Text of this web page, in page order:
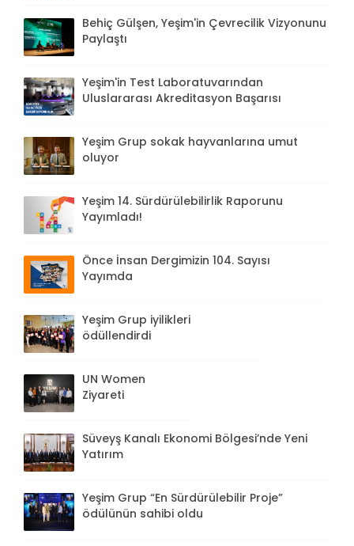
Behiç Gülşen, Yeşim'in Çevrecilik Vizyonunu
Paylaştı
Yeşim'in Test Laboratuvarından
Uluslararası Akreditasyon Başarısı
Yeşim Grup sokak hayvanlarına umut
oluyor
Yeşim 14. Sürdürülebilirlik Raporunu
Yayımladı!
Önce İnsan Dergimizin 104. Sayısı
Yayımda
Yeşim Grup iyilikleri
ödüllendirdi
UN Women
Ziyareti
Süveyş Kanalı Ekonomi Bölgesi’nde Yeni
Yatırım
Yeşim Grup “En Sürdürülebilir Proje”
ödülünün sahibi oldu